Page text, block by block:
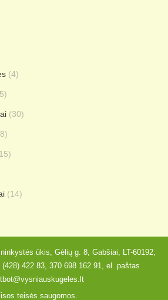
(4)
(30)
(14)
ūkis, Gėlių g. 8, Gabšiai, LT-60192,
(428) 422 83, 370 698 162 91, el. paštas
teisės saugomos.